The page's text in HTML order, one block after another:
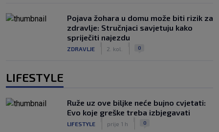
Pojava žohara u domu može biti rizik za
zdravlje: Stručnjaci savjetuju kako
spriječiti najezdu
ZDRAVLJE 2. kol. 0
LIFESTYLE
Ruže uz ove biljke neće bujno cvjetati:
Evo koje greške treba izbjegavati
LIFESTYLE prije 1 h 0